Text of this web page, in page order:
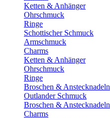
Ketten & Anhänger
Ohrschmuck
Ringe
Schottischer Schmuck
Armschmuck
Charms
Ketten & Anhänger
Ohrschmuck
Ringe
Broschen & Anstecknadeln
Outlander Schmuck
Broschen & Anstecknadeln
Charms